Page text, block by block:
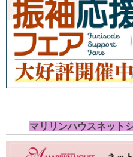
マリリンハウスネット